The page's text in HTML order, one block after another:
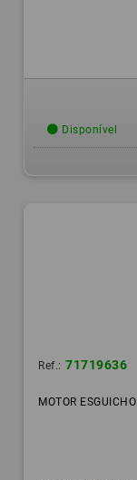
Disponível
Ref.: 71719636
MOTOR